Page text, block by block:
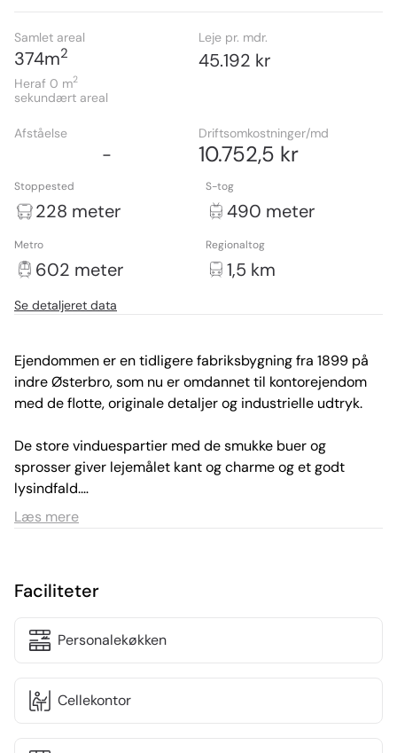
Samlet areal
374m2
Heraf 0 m2
sekundært areal
Leje pr. mdr.
45.192 kr
Afståelse
-
Driftsomkostninger/md
10.752,5 kr
Stoppested
228 meter
S-tog
490 meter
Metro
602 meter
Regionaltog
1,5 km
Se detaljeret data
Ejendommen er en tidligere fabriksbygning fra 1899 på
indre Østerbro, som nu er omdannet til kontorejendom
med de flotte, originale detaljer og industrielle udtryk.
De store vinduespartier med de smukke buer og
sprosser giver lejemålet kant og charme og et godt
lysindfald.
ejendommen med mulighed for leje af p-pladser.
Lejemålet på 4. sal udgør i alt 374 m² og fremstår som et
toiletter.
Læs mere
Faciliteter
Personalekøkken
Cellekontor